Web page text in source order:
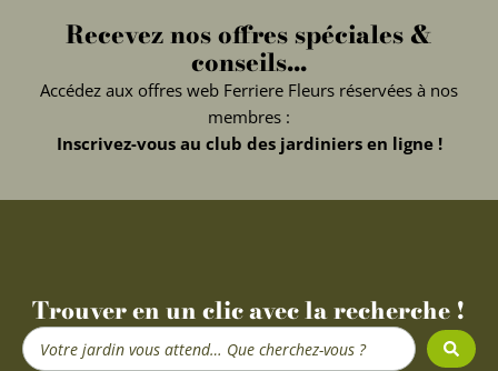
Recevez nos offres spéciales &
conseils...
Accédez aux offres web Ferriere Fleurs réservées à nos
membres :
Inscrivez-vous au club des jardiniers en ligne !
Trouver en un clic avec la recherche !
Search
...